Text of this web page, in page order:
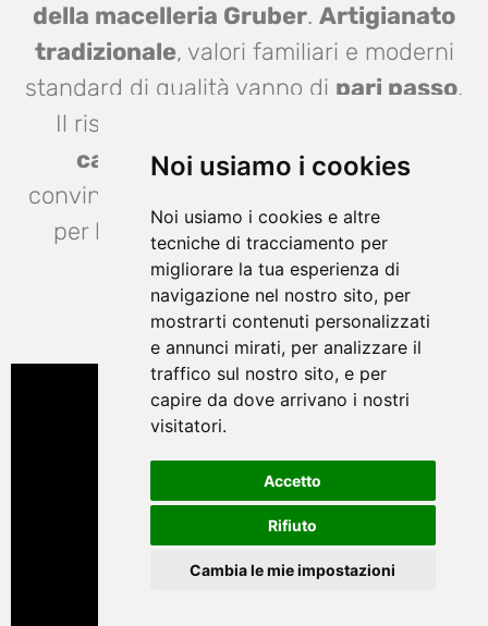
Noi usiamo i cookies
Noi usiamo i cookies e altre
tecniche di tracciamento per
migliorare la tua esperienza di
navigazione nel nostro sito, per
mostrarti contenuti personalizzati
e annunci mirati, per analizzare il
traffico sul nostro sito, e per
capire da dove arrivano i nostri
visitatori.
Accetto
Rifiuto
Cambia le mie impostazioni
della macelleria Gruber. Artigianato
tradizionale, valori familiari e moderni
standard di qualità vanno di pari passo.
Il risultato sono
carne
esalsicceche non solo
convincono per il loro sapore, ma anche
per la loro origine e la storia che c'è
dietro ogni prodotto.